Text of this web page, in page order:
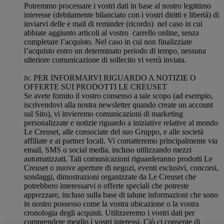
Potremmo processare i vostri dati in base al nostro legittimo
interesse (debitamente bilanciato con i vostri diritti e libertà) di
inviarvi delle e mail di reminder (ricordo) nel caso in cui
abbiate aggiunto articoli al vostro carrello online, senza
completare l’acquisto. Nel caso in cui non finalizziate
l’acquisto entro un determinato periodo di tempo, nessuna
ulteriore comunicazione di sollecito vi verrà inviata.
iv. PER INFORMARVI RIGUARDO A NOTIZIE O
OFFERTE SUI PRODOTTI LE CREUSET
Se avete fornito il vostro consenso a tale scopo (ad esempio,
iscrivendovi alla nostra newsletter quando create un account
sul Sito), vi invieremo comunicazioni di marketing
personalizzate e notizie riguardo a iniziative relative al mondo
Le Creuset, alle consociate del suo Gruppo, e alle società
affiliate e ai partner locali. Vi contatteremo principalmente via
email, SMS o social media, incluso utilizzando mezzi
automatizzati. Tali comunicazioni riguarderanno prodotti Le
Creuset o nuove aperture di negozi, eventi esclusivi, concorsi,
sondaggi, dimostrazioni organizzate da Le Creuset che
potrebbero interessarvi o offerte speciali che potreste
apprezzare, incluso sulla base di talune informazioni che sono
in nostro possesso come la vostra ubicazione o la vostra
cronologia degli acquisti. Utilizzeremo i vostri dati per
comprendere meglio i vostri interessi. Ciò ci consente di